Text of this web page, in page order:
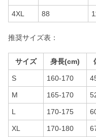
4XL 88
推奨サイズ表：
サイズ 身長(cm)
S 160-170
M 165-170
L 170-175
XL 170-180